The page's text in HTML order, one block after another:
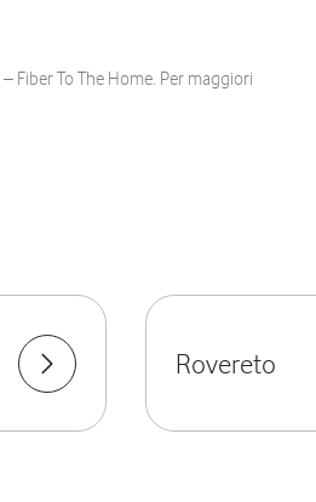
– Fiber To The Home. Per maggiori
Rovereto